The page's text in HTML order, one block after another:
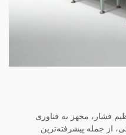
فشار، مجهز به فناوری
از جمله پیشرفته‌ترین